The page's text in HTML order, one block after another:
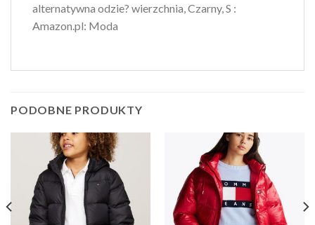
alternatywna odzie? wierzchnia, Czarny, S :
Amazon.pl: Moda
PODOBNE PRODUKTY